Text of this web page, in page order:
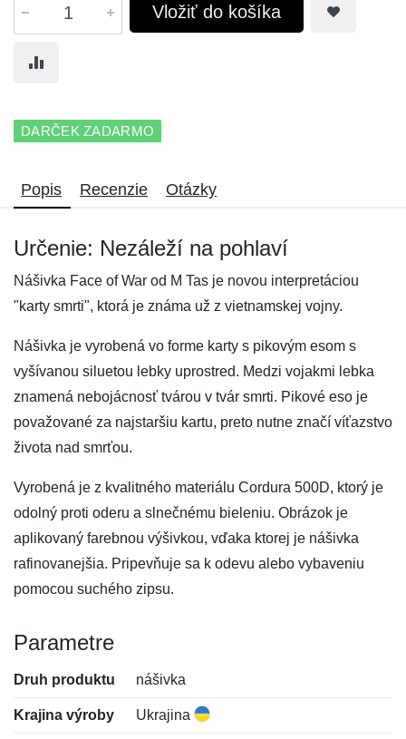
Vložiť do košíka
DARČEK ZADARMO
Popis Recenzie Otázky
Určenie: Nezáleží na pohlaví
Nášivka Face of War od M Tas je novou interpretáciou
"karty smrti", ktorá je známa už z vietnamskej vojny.
Nášivka je vyrobená vo forme karty s pikovým esom s
vyšívanou siluetou lebky uprostred. Medzi vojakmi lebka
znamená nebojácnosť tvárou v tvár smrti. Pikové eso je
považované za najstaršiu kartu, preto nutne značí víťazstvo
života nad smrťou.
Vyrobená je z kvalitného materiálu Cordura 500D, ktorý je
odolný proti oderu a slnečnému bieleniu. Obrázok je
aplikovaný farebnou výšivkou, vďaka ktorej je nášivka
rafinovanejšia. Pripevňuje sa k odevu alebo vybaveniu
pomocou suchého zipsu.
Parametre
Druh produktu nášivka
Krajina výroby Ukrajina